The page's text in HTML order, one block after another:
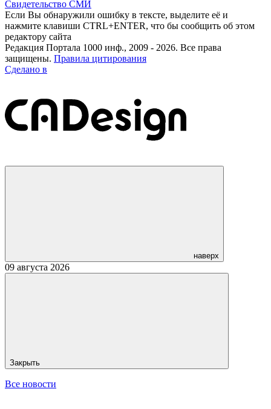
Свидетельство СМИ
Если Вы обнаружили ошибку в тексте, выделите её и
нажмите клавиши CTRL+ENTER, что бы сообщить об этом
редактору сайта
Редакция Портала 1000 инф., 2009 - 2026. Все права
защищены. Правила цитирования
Сделано в
наверх
09 августа 2026
Закрыть
Все новости